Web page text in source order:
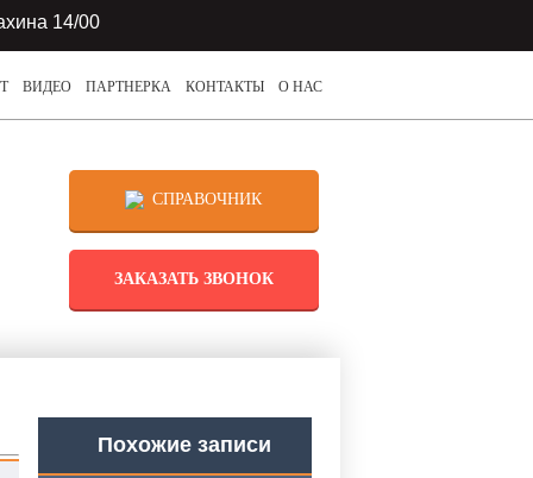
14/00
ВИДЕО ПАРТНЕРКА КОНТАКТЫ О НАС
СПРАВОЧНИК
ЗАКАЗАТЬ ЗВОНОК
Похожие записи